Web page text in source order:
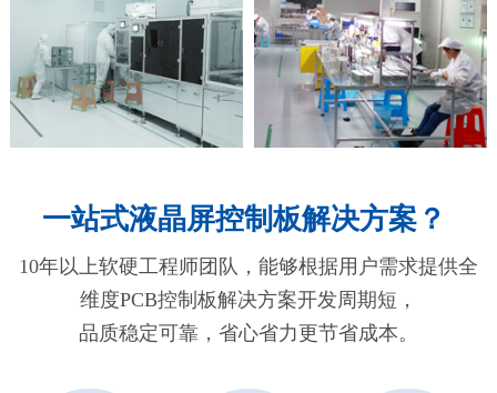
一站式液晶屏控制板解决方案？
10年以上软硬工程师团队，能够根据用户需求提供全
维度PCB控制板解决方案开发周期短，
品质稳定可靠，省心省力更节省成本。